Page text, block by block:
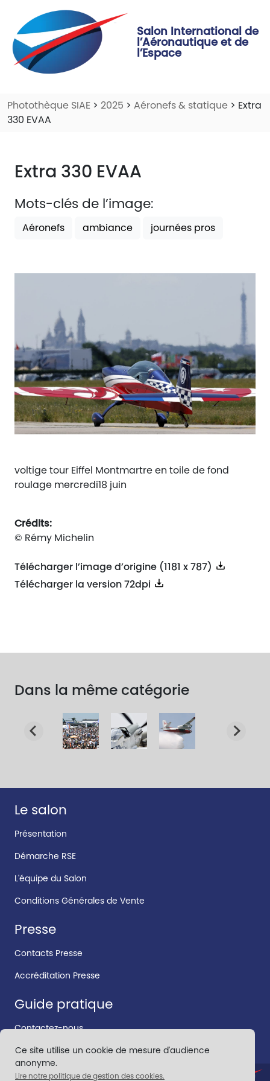
Salon International de
l’Aéronautique et de
l’Espace
Photothèque SIAE > 2025 > Aéronefs & statique > Extra
330 EVAA
Extra 330 EVAA
Mots-clés de l’image:
Aéronefs ambiance journées pros
voltige tour Eiffel Montmartre en toile de fond
roulage mercredi18 juin
Crédits:
© Rémy Michelin
Télécharger l’image d’origine (1181 x 787)
Télécharger la version 72dpi
Dans la même catégorie
Le salon
Présentation
Démarche RSE
L'équipe du Salon
Conditions Générales de Vente
Presse
Contacts Presse
Accréditation Presse
Guide pratique
Contactez-nous
CONTACT•MENTIONS LÉGALES
Ce site utilise un cookie de mesure d'audience
anonyme.
Lire notre politique de gestion des cookies.